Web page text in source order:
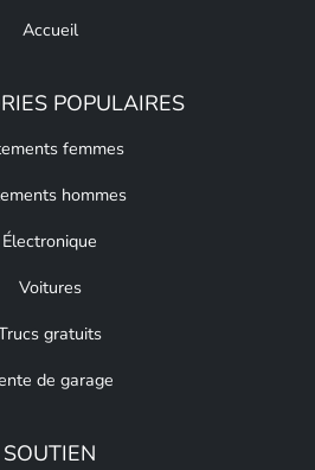
Accueil
POPULAIRES
femmes
hommes
Électronique
Voitures
gratuits
de garage
SOUTIEN